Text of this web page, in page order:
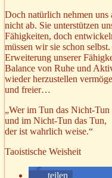
Doch natürlich nehmen
nicht ab. Sie unterstützen
Fähigkeiten, doch
müssen wir sie schon
Erweiterung unserer
Balance von Ruhe und
wieder herzustellen
und freier…
„Wer im Tun das Nicht-Tun
und im Nicht-Tun das Tun,
der ist wahrlich weise.“
Taoistische Weisheit
teilen